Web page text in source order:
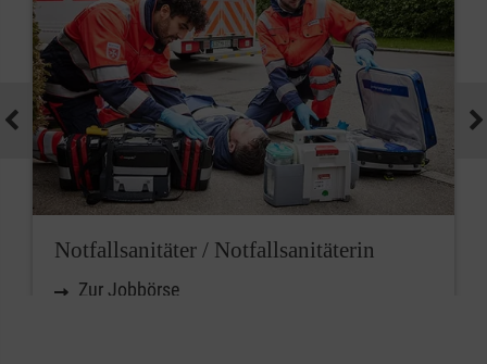
Notfallsanitäter / Notfallsanitäterin
Zur Jobbörse